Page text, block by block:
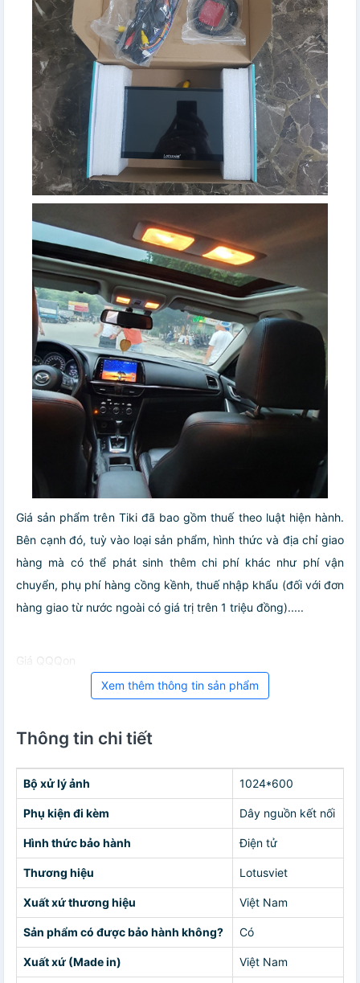
Giá sản phẩm trên Tiki đã bao gồm thuế theo luật hiện hành.
Bên cạnh đó, tuỳ vào loại sản phẩm, hình thức và địa chỉ giao
hàng mà có thể phát sinh thêm chi phí khác như phí vận
chuyển, phụ phí hàng cồng kềnh, thuế nhập khẩu (đối với đơn
hàng giao từ nước ngoài có giá trị trên 1 triệu đồng).....
Giá QQQon
Xem thêm thông tin sản phẩm
Thông tin chi tiết
Bộ xử lý ảnh 1024*600
Phụ kiện đi kèm Dây nguồn kết nối
Hình thức bảo hành Điện tử
Thương hiệu Lotusviet
Xuất xứ thương hiệu Việt Nam
Sản phẩm có được bảo hành không? Có
Xuất xứ (Made in) Việt Nam